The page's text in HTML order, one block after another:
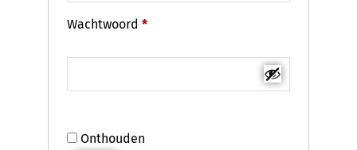
Wachtwoord *
Onthouden